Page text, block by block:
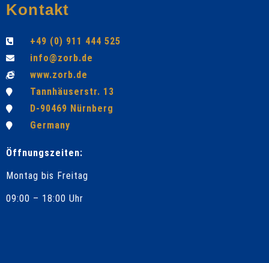
Kontakt
+49 (0) 911 444 525
info@zorb.de
www.zorb.de
Tannhäuserstr. 13
D-90469 Nürnberg
Germany
Öffnungszeiten:
Montag bis Freitag
09:00 – 18:00 Uhr